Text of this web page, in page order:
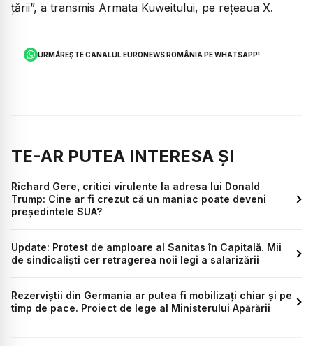
țării”, a transmis Armata Kuweitului, pe rețeaua X.
URMĂREȘTE CANALUL EURONEWS ROMÂNIA PE WHATSAPP!
TE-AR PUTEA INTERESA ȘI
Richard Gere, critici virulente la adresa lui Donald
Trump: Cine ar fi crezut că un maniac poate deveni
preşedintele SUA?
Update: Protest de amploare al Sanitas în Capitală. Mii
de sindicaliști cer retragerea noii legi a salarizării
Rezerviștii din Germania ar putea fi mobilizați chiar și pe
timp de pace. Proiect de lege al Ministerului Apărării